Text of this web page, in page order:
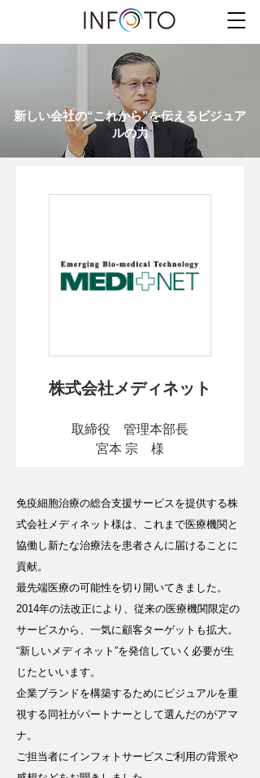
新しい会社の“これから”を伝えるビジュア
ルの力
株式会社メディネット
取締役　管理本部長
宮本 宗　様
免疫細胞治療の総合支援サービスを提供する株
式会社メディネット様は、これまで医療機関と
協働し新たな治療法を患者さんに届けることに
貢献。
最先端医療の可能性を切り開いてきました。
2014年の法改正により、従来の医療機関限定の
サービスから、一気に顧客ターゲットも拡大。
“新しいメディネット”を発信していく必要が生
じたといいます。
企業ブランドを構築するためにビジュアルを重
視する同社がパートナーとして選んだのがアマ
ナ。
ご担当者にインフォトサービスご利用の背景や